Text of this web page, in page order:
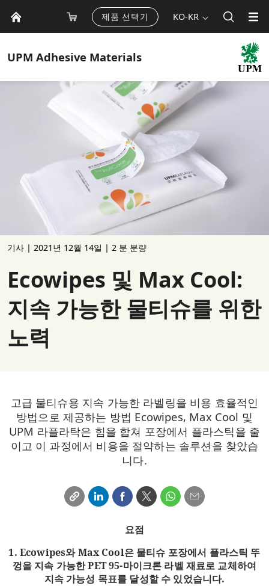
제품 선택기 KO-KR
UPM Adhesive Materials
기사 | 2021년 12월 14일 | 2 분 분량
Ecowipes 및 Max Cool:
지속 가능한 물티슈를 위한
노력
고급 물티슈용 지속 가능한 라벨링을 비용 효율적인
방법으로 제공하는 방법 Ecowipes, Max Cool 및
UPM 라플라탁은 힘을 합쳐 포장에서 플라스틱을 줄
이고 이 과정에서 비용을 절약하는 솔루션을 찾았습
니다.
요점
1. Ecowipes와 Max Cool은 물티슈 포장에서 플라스틱 뚜
껑을 지속 가능한 PET 95-마이크론 라벨 재료로 교체하여
지속 가능성 목표를 달성할 수 있었습니다.